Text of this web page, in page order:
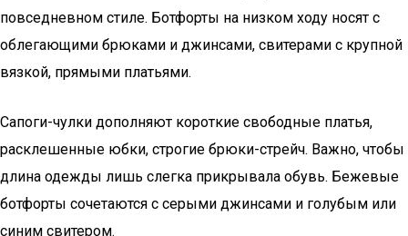
повседневном стиле. Ботфорты на низком ходу носят с
облегающими брюками и джинсами, свитерами с крупной
вязкой, прямыми платьями.
Сапоги-чулки дополняют короткие свободные платья,
расклешенные юбки, строгие брюки-стрейч. Важно, чтобы
длина одежды лишь слегка прикрывала обувь. Бежевые
ботфорты сочетаются с серыми джинсами и голубым или
синим свитером.